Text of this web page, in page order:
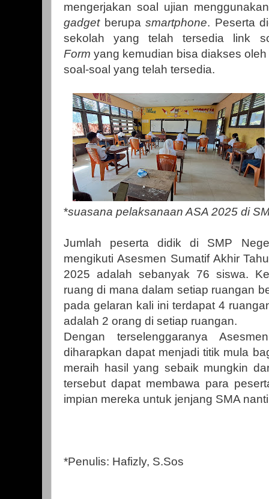
mengerjakan soal ujian
gadgetberupasmartphone. Peserta
sekolah yang telah tersedia link
Form yang kemudian bisa diakses
soal-soal yang telah tersedia.
*suasana pelaksanaan ASA 2025 di
Jumlah peserta didik di SMP
mengikuti Asesmen Sumatif Akhir
2025 adalah sebanyak 76 siswa.
ruang di mana dalam setiap ruangan
pada gelaran kali ini terdapat 4
adalah 2 orang di setiap ruangan.
Dengan terselenggaranya
diharapkan dapat menjadi titik mula
meraih hasil yang sebaik mungkin
tersebut dapat membawa para
impian mereka untuk jenjang SMA
*Penulis: Hafizly, S.Sos